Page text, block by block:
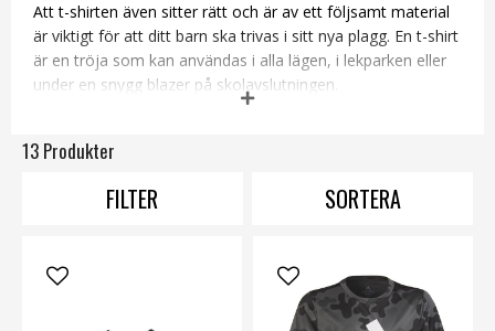
Att t-shirten även sitter rätt och är av ett följsamt material
är viktigt för att ditt barn ska trivas i sitt nya plagg. En t-shirt
är en tröja som kan användas i alla lägen, i lekparken eller
under en snygg blazer på skolavslutningen.
bara att välja och vraka! Vi garanterar en snabb leveranstid
tröjor,klänningar
byxor och
13 Produkter
FILTER SORTERA